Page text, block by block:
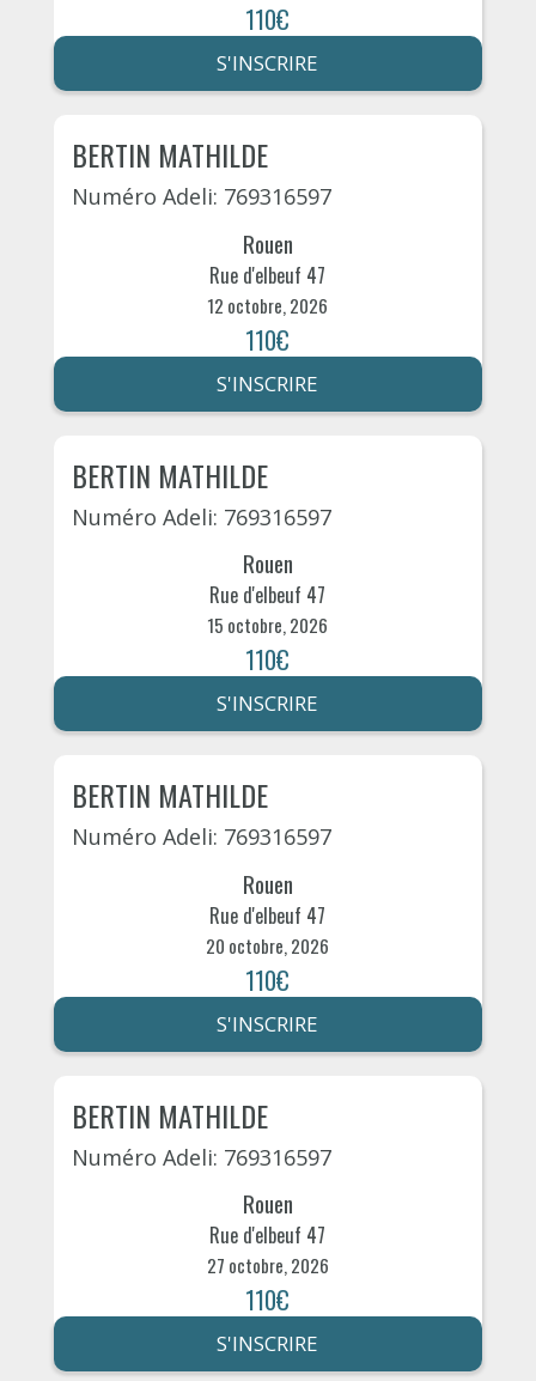
110€
S'INSCRIRE
BERTIN MATHILDE
Numéro Adeli: 769316597
Rouen
Rue d'elbeuf 47
12 octobre, 2026
110€
S'INSCRIRE
BERTIN MATHILDE
Numéro Adeli: 769316597
Rouen
Rue d'elbeuf 47
15 octobre, 2026
110€
S'INSCRIRE
BERTIN MATHILDE
Numéro Adeli: 769316597
Rouen
Rue d'elbeuf 47
20 octobre, 2026
110€
S'INSCRIRE
BERTIN MATHILDE
Numéro Adeli: 769316597
Rouen
Rue d'elbeuf 47
27 octobre, 2026
110€
S'INSCRIRE